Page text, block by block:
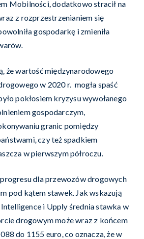
Mobilności, dodatkowo stracił na
z rozprzestrzenianiem się
gospodarkę i zmieniła
że wartość międzynarodowego
w 2020 r. mogła spaść
pokłosiem kryzysu wywołanego
gospodarczym,
granic pomiędzy
czy też spadkiem
w pierwszym półroczu.
dla przewozów drogowych
pod kątem stawek. Jak wskazują
i Upply średnia stawka w
drogowym może wraz z końcem
do 1155 euro, co oznacza, że w